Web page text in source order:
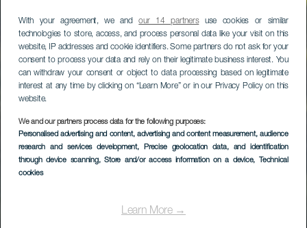
With your agreement, we andour 14 partnersuse cookies or similar
technologies to store, access, and process personal data like your visit on this
website, IP addresses and cookie identifiers. Some partners do not ask for your
consent to process your data and rely on their legitimate business interest. You
can withdraw your consent or object to data processing based on legitimate
interest at any time by clicking on “Learn More” or in our Privacy Policy on this
website.
We and our partners process data for the following purposes:
Personalised advertising and content, advertising and content measurement, audience
research and services development, Precise geolocation data, and identification
through device scanning, Store and/or access information on a device, Technical
cookies
Learn More →